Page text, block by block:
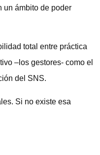
un ámbito de poder
total entre práctica
–los gestores- como el
del SNS.
Si no existe esa